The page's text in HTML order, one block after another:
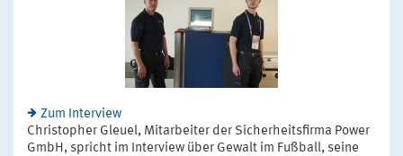
Zum Interview
Christopher Gleuel, Mitarbeiter der Sicherheitsfirma Power
GmbH, spricht im Interview über Gewalt im Fußball, seine